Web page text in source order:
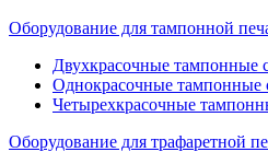
Оборудование для тампонной
Двухкрасочные тампонные
Однокрасочные тампонные
Четырехкрасочные
Оборудование для трафаретной